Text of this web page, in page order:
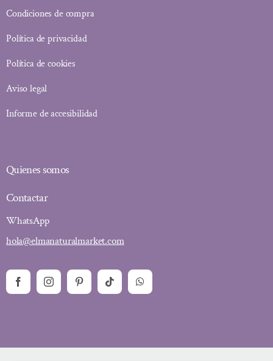
Condiciones de compra
Política de privacidad
Política de cookies
Aviso legal
Informe de accesibilidad
Quienes somos
Contactar
WhatsApp
hola@elmanaturalmarket.com